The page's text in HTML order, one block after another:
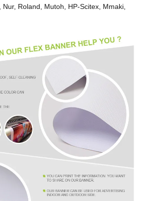
Roland, Mutoh, HP-Scitex, Mmaki,